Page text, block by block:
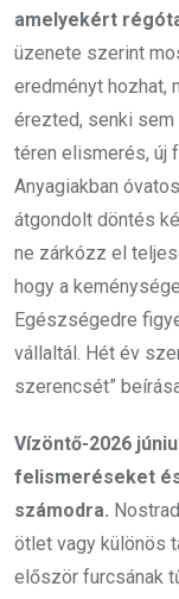
amelyekért
üzenete szerint
eredményt hozhat,
érezted, senki
téren elismerés, új
Anyagiakban
átgondolt döntés
ne zárkózz el
hogy a
Egészségedre
vállaltál. Hét év
szerencsét”
Vízöntő-2026
felismeréseket
számodra.
ötlet vagy különös
először furcsának